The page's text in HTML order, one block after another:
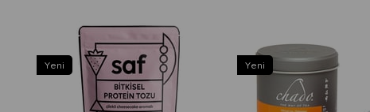
Yeni Yeni